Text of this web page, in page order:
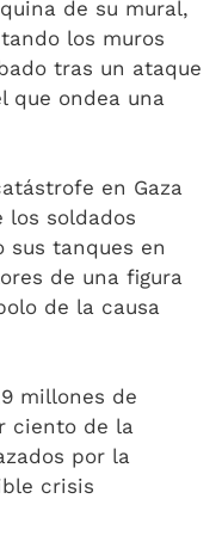
de su mural,
los muros
tras un ataque
que ondea una
en Gaza
los soldados
sus tanques en
de una figura
de la causa
millones de
ciento de la
por la
crisis